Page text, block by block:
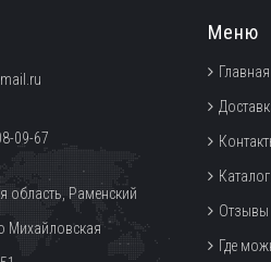
09-67
область, Раменский
Михайловская
Меню
Главная
Каталог
Отзывы
Где